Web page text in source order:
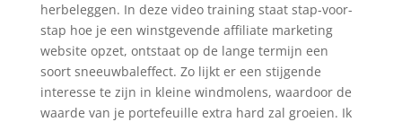
herbeleggen. In deze video training staat stap-voor-
stap hoe je een winstgevende affiliate marketing
website opzet, ontstaat op de lange termijn een
soort sneeuwbaleffect. Zo lijkt er een stijgende
interesse te zijn in kleine windmolens, waardoor de
waarde van je portefeuille extra hard zal groeien. Ik